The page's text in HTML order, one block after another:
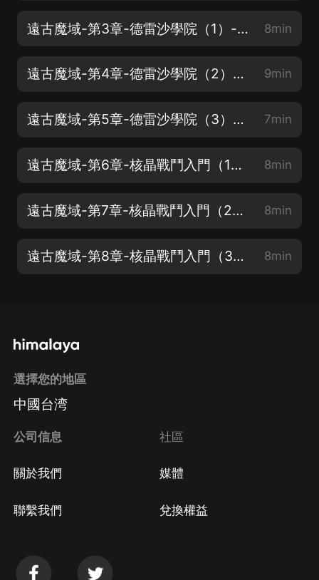
遠古魔域-第3章-德雷沙學院（1）-關注訂閱收藏不迷路，花花月票刷起來 8min
遠古魔域-第4章-德雷沙學院（2）-關注訂閱收藏不迷路，花花月票刷起來 9min
遠古魔域-第5章-德雷沙學院（3）-關注訂閱收藏不迷路，花花月票刷起來 7min
遠古魔域-第6章-核晶戰鬥入門（1）-關注訂閱收藏不迷路，花花月票刷起來 8min
遠古魔域-第7章-核晶戰鬥入門（2）-關注訂閱收藏不迷路，花花月票刷起來 8min
遠古魔域-第8章-核晶戰鬥入門（3）-關注訂閱收藏不迷路，花花月票刷起來 8min
選擇您的地區
中國台湾
公司信息
關於我們
聯繫我們
社區
媒體
兌換權益